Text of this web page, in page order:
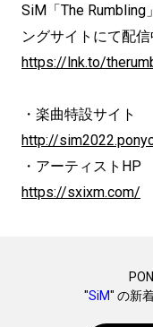
SiM「The Rumbling
ングサイトにて配信
https://lnk.to/
・楽曲特設サイト
http://
・アーティストHP
https://sxixm.com/
"SiM" の新